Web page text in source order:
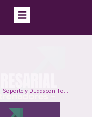
10. Soporte y Dudas con Toni